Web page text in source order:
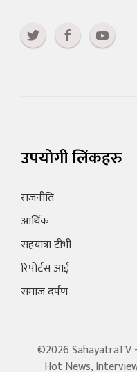
उपयोगी लिंकहरु
राजनीति
आर्थिक
सहयात्रा टीभी
रिपोर्टस आई
समाज दर्पण
©2026 SahayatraTV
Hot News,